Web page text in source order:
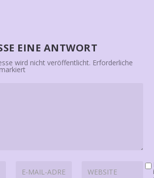
EINE ANTWORT
wird nicht veröffentlicht. Erforderliche
markiert